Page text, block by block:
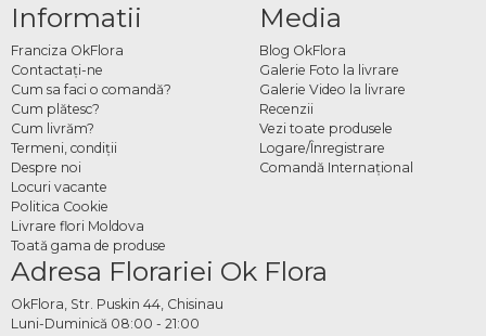
Informatii
Franciza OkFlora
Contactaţi-ne
Cum sa faci o comandă?
Cum plătesc?
Cum livrăm?
Termeni, condiţii
Despre noi
Locuri vacante
Politica Cookie
Livrare flori Moldova
Toată gama de produse
Media
Blog OkFlora
Galerie Foto la livrare
Galerie Video la livrare
Recenzii
Vezi toate produsele
Logare/Înregistrare
Comandă Internațional
Adresa Florariei Ok Flora
OkFlora, Str. Puskin 44, Chisinau
Luni-Duminică 08:00 - 21:00